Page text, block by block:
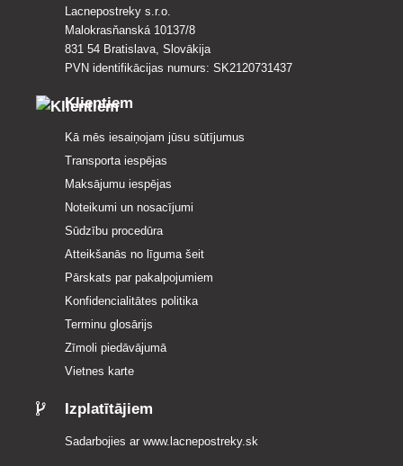
Lacnepostreky s.r.o.
Malokrasňanská 10137/8
831 54 Bratislava, Slovākija
PVN identifikācijas numurs: SK2120731437
Klientiem
Kā mēs iesaiņojam jūsu sūtījumus
Transporta iespējas
Maksājumu iespējas
Noteikumi un nosacījumi
Sūdzību procedūra
Atteikšanās no līguma šeit
Pārskats par pakalpojumiem
Konfidencialitātes politika
Terminu glosārijs
Zīmoli piedāvājumā
Vietnes karte
Izplatītājiem
Sadarbojies ar www.lacnepostreky.sk